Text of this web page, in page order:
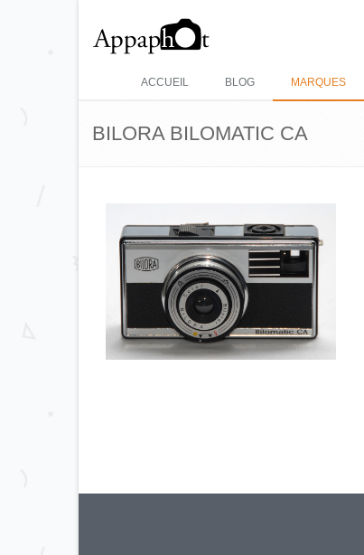
ACCUEIL BLOG MARQUES
BILORA BILOMATIC CA